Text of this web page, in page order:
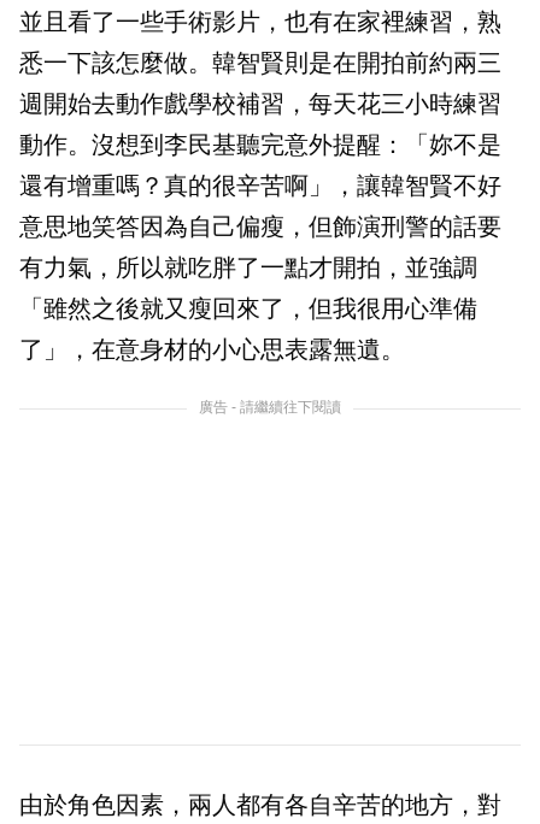
並且看了一些手術影片，也有在家裡練習，熟
悉一下該怎麼做。韓智賢則是在開拍前約兩三
週開始去動作戲學校補習，每天花三小時練習
動作。沒想到李民基聽完意外提醒：「妳不是
還有增重嗎？真的很辛苦啊」，讓韓智賢不好
意思地笑答因為自己偏瘦，但飾演刑警的話要
有力氣，所以就吃胖了一點才開拍，並強調
「雖然之後就又瘦回來了，但我很用心準備
了」，在意身材的小心思表露無遺。
廣告 - 請繼續往下閱讀
由於角色因素，兩人都有各自辛苦的地方，對